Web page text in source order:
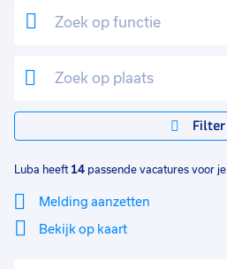
Filter
Luba heeft 14 passende vacatures voor je
Melding aanzetten
Bekijk op kaart